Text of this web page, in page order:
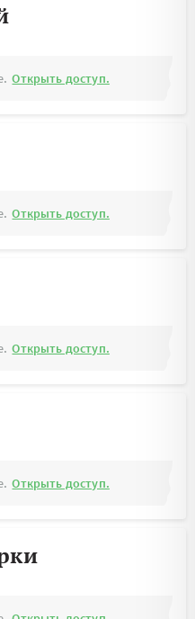
Открыть доступ.
Открыть доступ.
Открыть доступ.
Открыть доступ.